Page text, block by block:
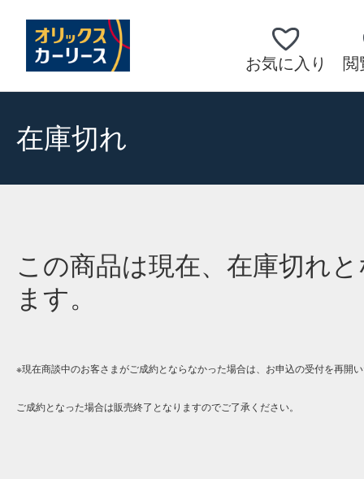
お気に入り 閲
在庫切れ
この商品は現在、在庫切れ
ます。
※現在商談中のお客さまがご成約とならなかった場合は、お申込の受付を再開
ご成約となった場合は販売終了となりますのでご了承ください。